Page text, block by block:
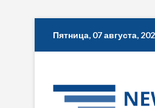
Пятница, 07 августа,